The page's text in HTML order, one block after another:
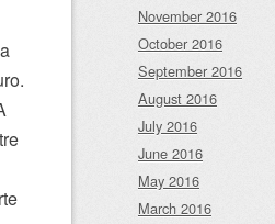
November 2016
October 2016
September 2016
August 2016
July 2016
June 2016
May 2016
March 2016